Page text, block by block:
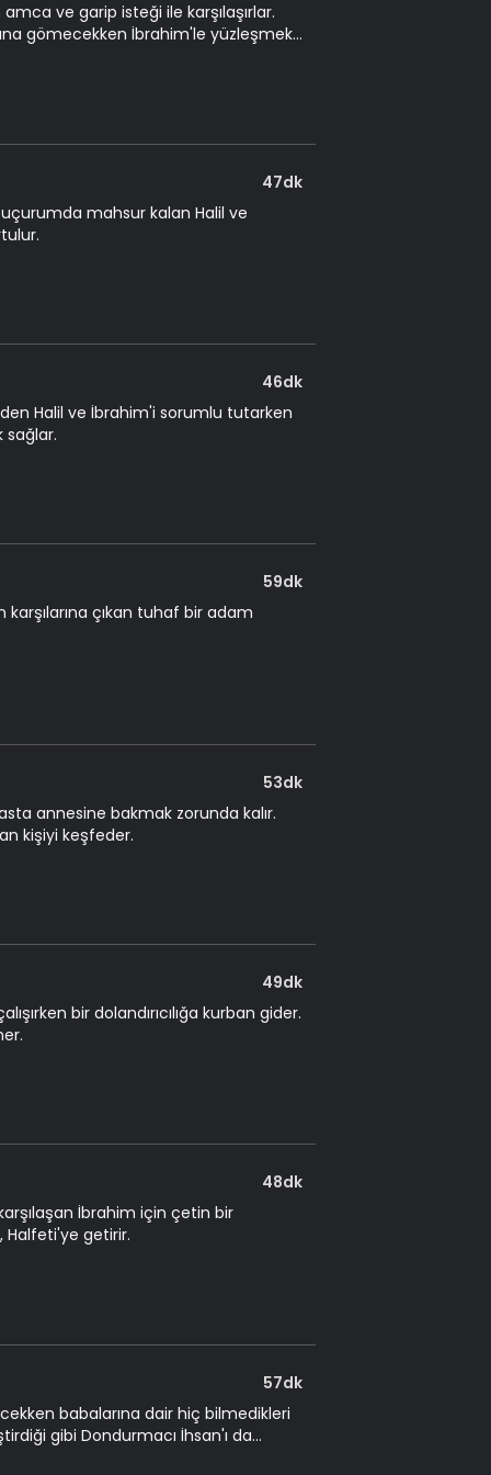
ve garip isteği ile karşılaşırlar.
gömecekken İbrahim'le yüzleşmek
47dk
mahsur kalan Halil ve
46dk
Halil ve İbrahim'i sorumlu tutarken
sağlar.
59dk
çıkan tuhaf bir adam
53dk
annesine bakmak zorunda kalır.
kişiyi keşfeder.
49dk
bir dolandırıcılığa kurban gider.
48dk
İbrahim için çetin bir
Halfeti'ye getirir.
57dk
babalarına dair hiç bilmedikleri
gibi Dondurmacı İhsan'ı da